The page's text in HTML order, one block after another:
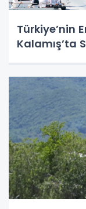
Türkiye’nin
Kalamış’ta